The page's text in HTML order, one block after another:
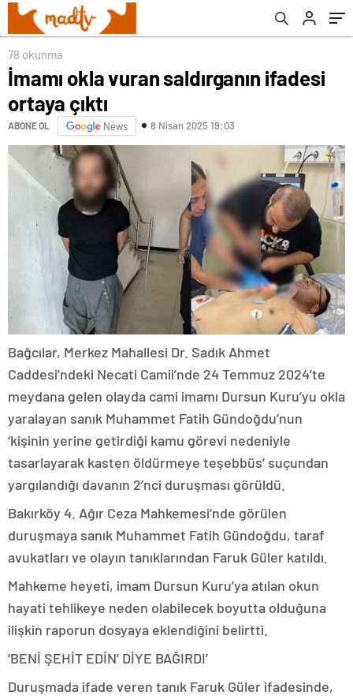
78 okunma
İmamı okla vuran saldırganın ifadesi
ortaya çıktı
ABONE OL News 8 Nisan 2025 19:03
Bağcılar, Merkez Mahallesi Dr. Sadık Ahmet
Caddesi’ndeki Necati Camii’nde 24 Temmuz 2024’te
meydana gelen olayda cami imamı Dursun Kuru’yu okla
yaralayan sanık Muhammet Fatih Gündoğdu’nun
‘kişinin yerine getirdiği kamu görevi nedeniyle
tasarlayarak kasten öldürmeye teşebbüs’ suçundan
yargılandığı davanın 2’nci duruşması görüldü.
Bakırköy 4. Ağır Ceza Mahkemesi’nde görülen
duruşmaya sanık Muhammet Fatih Gündoğdu, taraf
avukatları ve olayın tanıklarından Faruk Güler katıldı.
Mahkeme heyeti, imam Dursun Kuru’ya atılan okun
hayati tehlikeye neden olabilecek boyutta olduğuna
ilişkin raporun dosyaya eklendiğini belirtti.
‘BENİ ŞEHİT EDİN’ DİYE BAĞIRDI’
Duruşmada ifade veren tanık Faruk Güler ifadesinde,